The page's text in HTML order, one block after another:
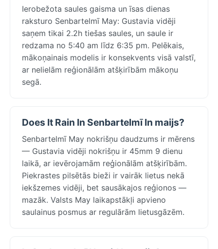
Ierobežota saules gaisma un īsas dienas
raksturo Senbartelmī May: Gustavia vidēji
saņem tikai 2.2h tiešas saules, un saule ir
redzama no 5:40 am līdz 6:35 pm. Pelēkais,
mākoņainais modelis ir konsekvents visā valstī,
ar nelielām reģionālām atšķirībām mākoņu
segā.
Does It Rain In Senbartelmī In maijs?
Senbartelmī May nokrišņu daudzums ir mērens
— Gustavia vidēji nokrišņu ir 45mm 9 dienu
laikā, ar ievērojamām reģionālām atšķirībām.
Piekrastes pilsētās bieži ir vairāk lietus nekā
iekšzemes vidēji, bet sausākajos reģionos —
mazāk. Valsts May laikapstākļi apvieno
saulainus posmus ar regulārām lietusgāzēm.